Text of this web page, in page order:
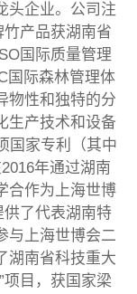
头企业。公司注
竹产品获湖南省
国际质量管理
国际森林管理体
物性和独特的分
生产技术和设备
国家专利（其中
年通过湖南
合作为上海世博
供了代表湖南特
与上海世博会二
湖南省科技重大
项目，获国家梁